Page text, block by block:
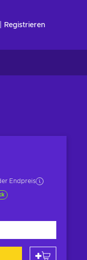
Registrieren
Endpreis